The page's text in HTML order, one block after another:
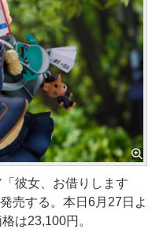
彼女、お借りします
売する。本日6月27日よ
は23,100円。